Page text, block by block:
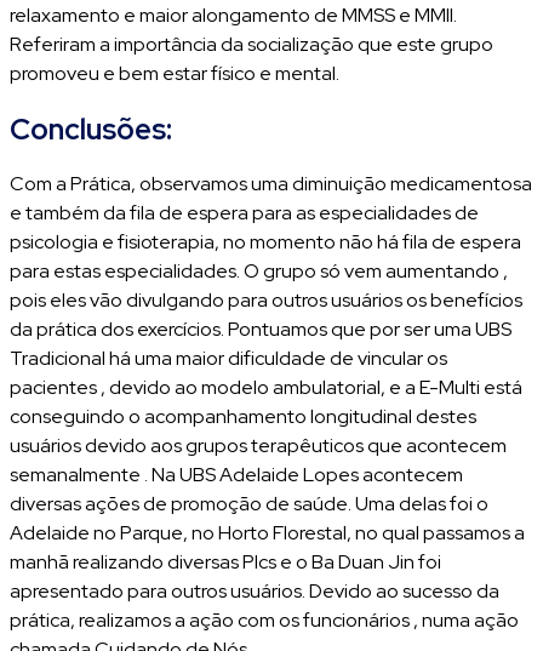
relaxamento e maior alongamento de MMSS e MMII.
Referiram a importância da socialização que este grupo
promoveu e bem estar físico e mental.
Conclusões:
Com a Prática, observamos uma diminuição medicamentosa
e também da fila de espera para as especialidades de
psicologia e fisioterapia, no momento não há fila de espera
para estas especialidades. O grupo só vem aumentando ,
pois eles vão divulgando para outros usuários os benefícios
da prática dos exercícios. Pontuamos que por ser uma UBS
Tradicional há uma maior dificuldade de vincular os
pacientes , devido ao modelo ambulatorial, e a E-Multi está
conseguindo o acompanhamento longitudinal destes
usuários devido aos grupos terapêuticos que acontecem
semanalmente . Na UBS Adelaide Lopes acontecem
diversas ações de promoção de saúde. Uma delas foi o
Adelaide no Parque, no Horto Florestal, no qual passamos a
manhã realizando diversas PIcs e o Ba Duan Jin foi
apresentado para outros usuários. Devido ao sucesso da
prática, realizamos a ação com os funcionários , numa ação